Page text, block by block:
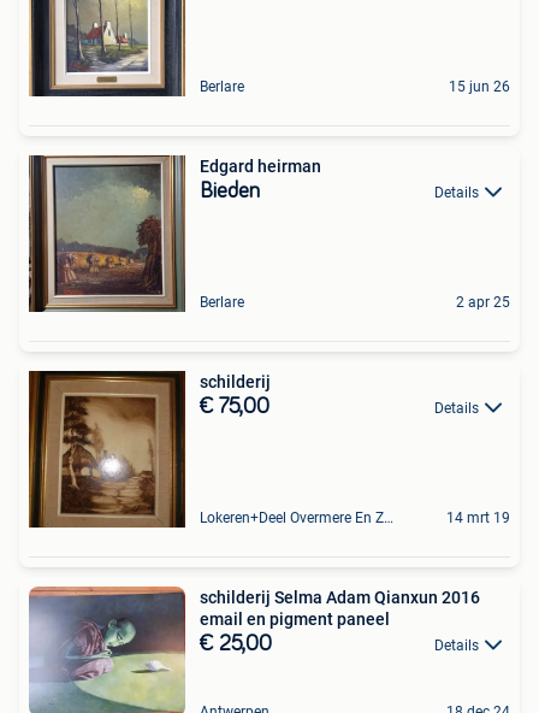
Berlare 15 jun 26
Edgard heirman
Bieden Details
Berlare 2 apr 25
schilderij
€ 75,00 Details
Lokeren+Deel Overmere En Zele 14 mrt 19
schilderij Selma Adam Qianxun 2016
email en pigment paneel
€ 25,00 Details